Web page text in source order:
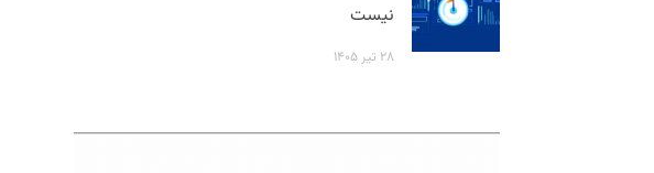
نیست
۲۸ تیر ۱۴۰۵